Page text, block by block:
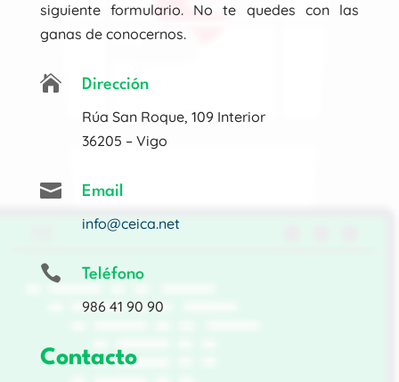
siguiente formulario. No te quedes con las
ganas de conocernos.
 Dirección
Rúa San Roque, 109 Interior
36205 – Vigo
 Email
info@ceica.net
 Teléfono
986 41 90 90
Contacto